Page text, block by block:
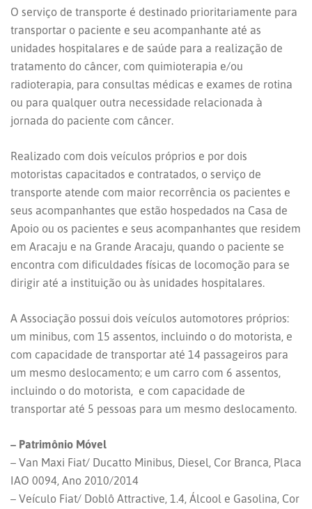
O serviço de transporte é destinado prioritariamente para
transportar o paciente e seu acompanhante até as
unidades hospitalares e de saúde para a realização de
tratamento do câncer, com quimioterapia e/ou
radioterapia, para consultas médicas e exames de rotina
ou para qualquer outra necessidade relacionada à
jornada do paciente com câncer.
Realizado com dois veículos próprios e por dois
motoristas capacitados e contratados, o serviço de
transporte atende com maior recorrência os pacientes e
seus acompanhantes que estão hospedados na Casa de
Apoio ou os pacientes e seus acompanhantes que residem
em Aracaju e na Grande Aracaju, quando o paciente se
encontra com dificuldades físicas de locomoção para se
dirigir até a instituição ou às unidades hospitalares.
A Associação possui dois veículos automotores próprios:
um minibus, com 15 assentos, incluindo o do motorista, e
com capacidade de transportar até 14 passageiros para
um mesmo deslocamento; e um carro com 6 assentos,
incluindo o do motorista, e com capacidade de
transportar até 5 pessoas para um mesmo deslocamento.
– Patrimônio Móvel
– Van Maxi Fiat/ Ducatto Minibus, Diesel, Cor Branca, Placa
IAO 0094, Ano 2010/2014
– Veículo Fiat/ Doblô Attractive, 1.4, Álcool e Gasolina, Cor